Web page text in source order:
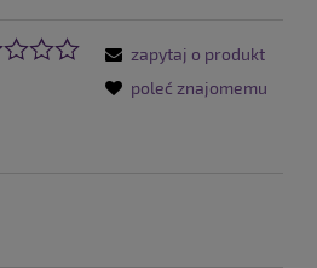
zapytaj o produkt
poleć znajomemu